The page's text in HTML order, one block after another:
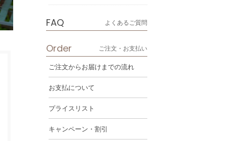
FAQ よくあるご質問
Order ご注文・お支払い
ご注文からお届けまでの流れ
お支払について
プライスリスト
キャンペーン・割引